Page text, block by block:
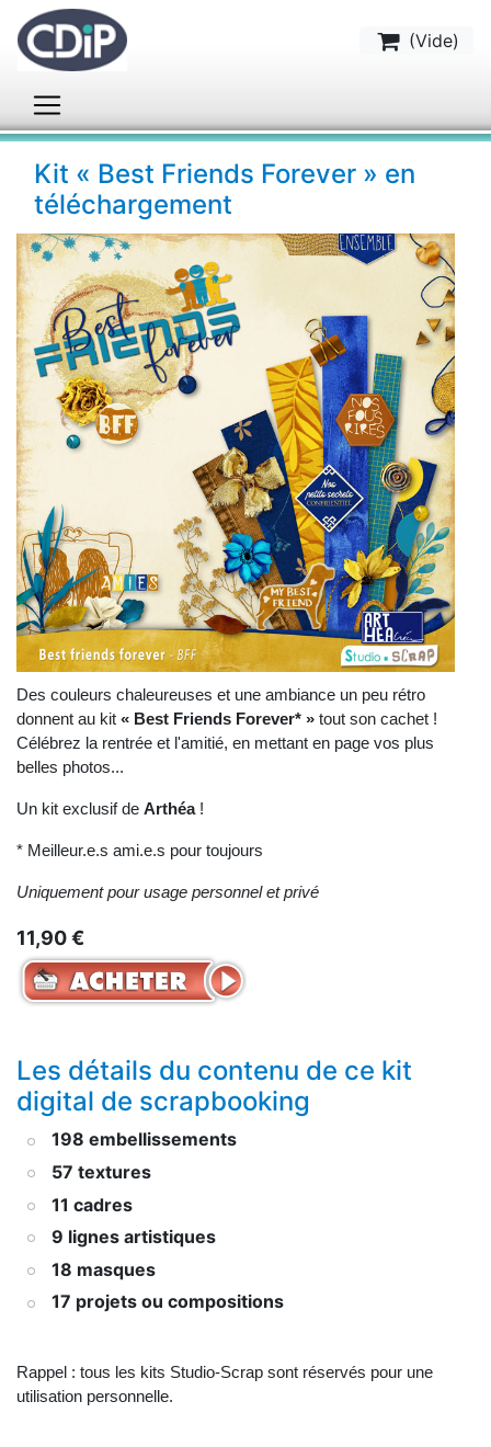
(Vide)
Kit « Best Friends Forever » en
téléchargement
Des couleurs chaleureuses et une ambiance un peu rétro
donnent au kit « Best Friends Forever* » tout son cachet !
Célébrez la rentrée et l'amitié, en mettant en page vos plus
belles photos...
Un kit exclusif de Arthéa!
* Meilleur.e.s ami.e.s pour toujours
Uniquement pour usage personnel et privé
11,90 €
Les détails du contenu de ce kit
digital de scrapbooking
198 embellissements
57 textures
11 cadres
9 lignes artistiques
18 masques
17 projets ou compositions
Rappel : tous les kits Studio-Scrap sont réservés pour une
utilisation personnelle.